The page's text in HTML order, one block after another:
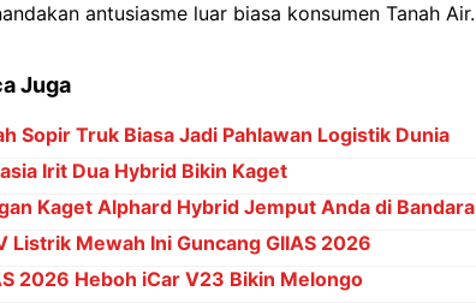
antusiasme luar biasa konsumen Tanah Air.
Juga
Sopir Truk Biasa Jadi Pahlawan Logistik Dunia
Irit Dua Hybrid Bikin Kaget
Kaget Alphard Hybrid Jemput Anda di Bandara
Listrik Mewah Ini Guncang GIIAS 2026
2026 Heboh iCar V23 Bikin Melongo